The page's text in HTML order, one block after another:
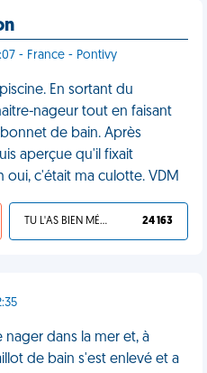
- France - Pontivy
En sortant du
nageur tout en faisant
de bain. Après
aperçue qu'il fixait
c'était ma culotte. VDM
TU L'AS BIEN MÉRITÉ 24 163
dans la mer et, à
de bain s'est enlevé et a